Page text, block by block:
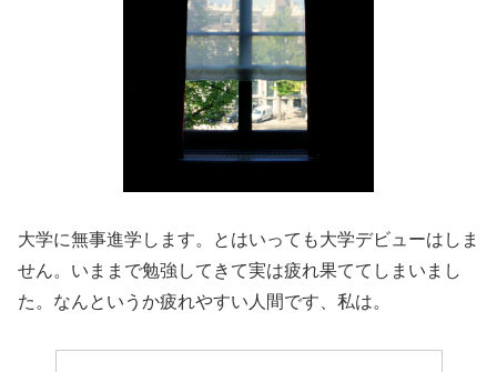
大学に無事進学します。とはいっても大学デビューはしま
せん。いままで勉強してきて実は疲れ果ててしまいまし
た。なんというか疲れやすい人間です、私は。